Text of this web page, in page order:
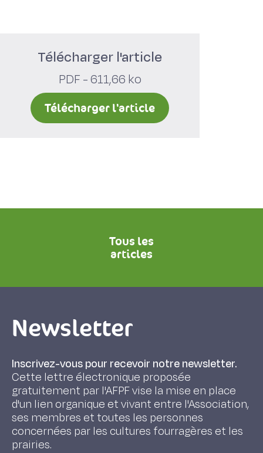
Télécharger l'article
PDF - 611,66 ko
Télécharger l'article
Tous les
articles
Newsletter
Inscrivez-vous pour recevoir notre newsletter.
Cette lettre électronique proposée
gratuitement par l'AFPF vise la mise en place
d'un lien organique et vivant entre l'Association,
ses membres et toutes les personnes
concernées par les cultures fourragères et les
prairies.